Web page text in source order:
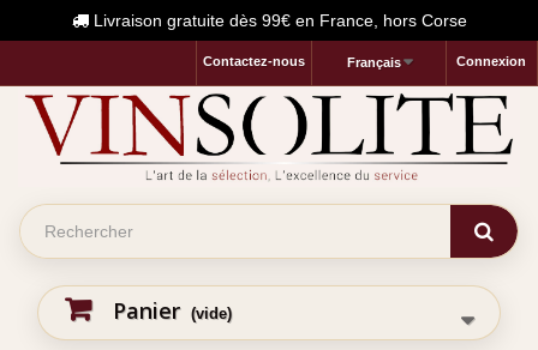
Livraison gratuite dès 99€ en France, hors Corse
Connexion
Français
Contactez-nous
Panier (vide)